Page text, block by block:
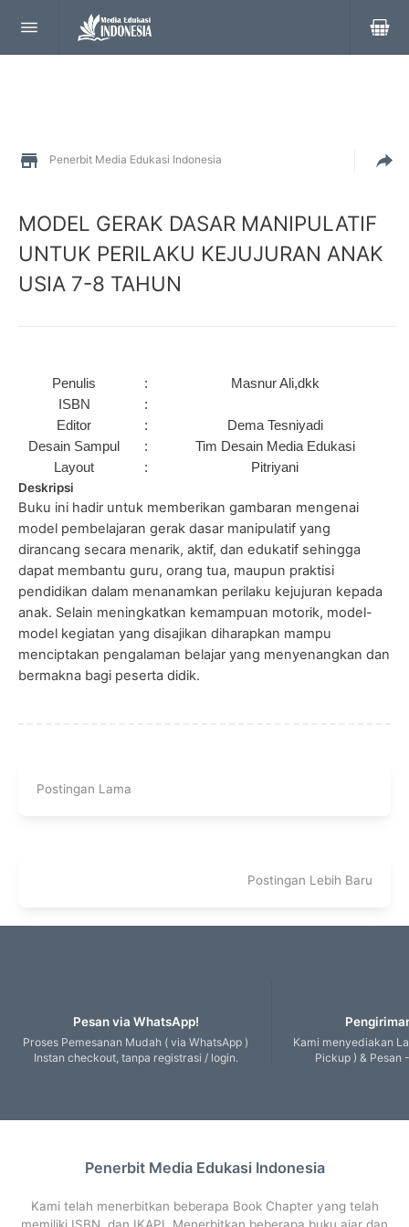
Penerbit Media Edukasi Indonesia
MODEL GERAK DASAR MANIPULATIF
UNTUK PERILAKU KEJUJURAN ANAK
USIA 7-8 TAHUN
Penulis :
Masnur Ali,dkk
ISBN
:
Editor
:
Dema Tesniyadi
Desain Sampul
:
Tim Desain Media Edukasi
Layout
:
Pitriyani
Deskripsi
Buku ini hadir untuk memberikan gambaran mengenai
model pembelajaran gerak dasar manipulatif yang
dirancang secara menarik, aktif, dan edukatif sehingga
dapat membantu guru, orang tua, maupun praktisi
pendidikan dalam menanamkan perilaku kejujuran kepada
anak. Selain meningkatkan kemampuan motorik, model-
model kegiatan yang disajikan diharapkan mampu
menciptakan pengalaman belajar yang menyenangkan dan
bermakna bagi peserta didik.
Postingan Lama
Postingan Lebih Baru
Pesan via WhatsApp!
Proses Pemesanan Mudah ( via WhatsApp )
Instan checkout, tanpa registrasi / login.
Kami menyediakan
Pickup ) & Pesan
Penerbit Media Edukasi Indonesia
Kami telah menerbitkan beberapa Book Chapter yang telah